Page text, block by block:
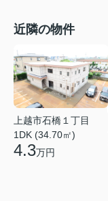
近隣の物件
上越市石橋１丁目
1DK (34.70㎡)
4.3万円